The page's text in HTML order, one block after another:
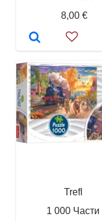
8,00 €
Trefl
1 000 Части